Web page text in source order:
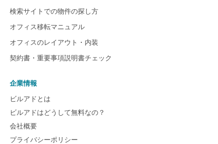
検索サイトでの物件の探し方
オフィス移転マニュアル
オフィスのレイアウト・内装
契約書・重要事項説明書チェック
企業情報
ビルアドとは
ビルアドはどうして無料なの？
会社概要
プライバシーポリシー